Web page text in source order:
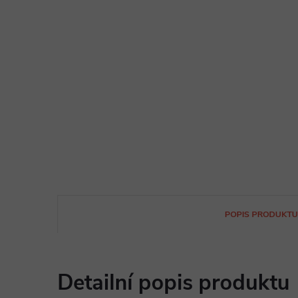
POPIS PRODUKTU
Detailní popis produktu